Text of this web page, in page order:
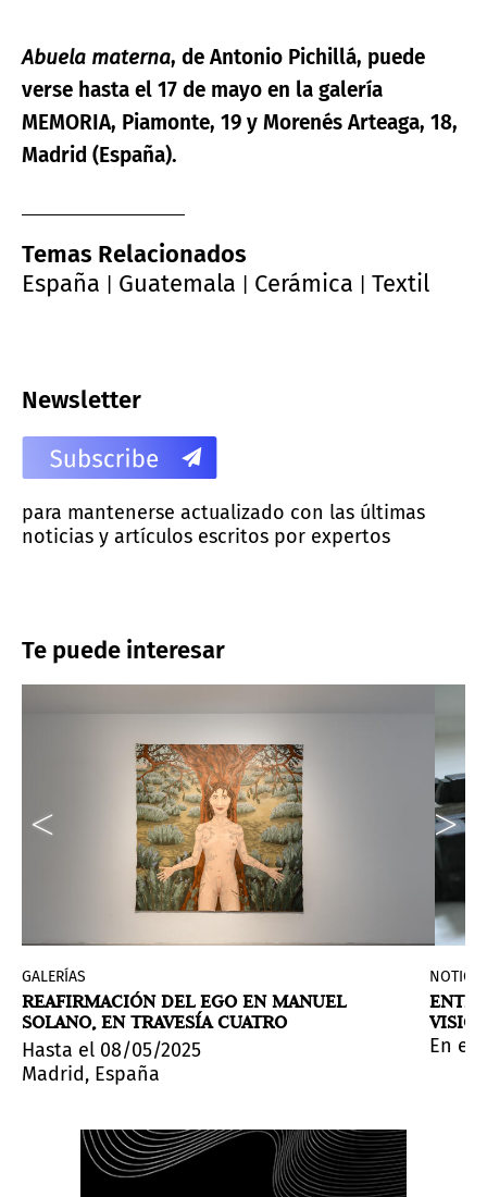
Abuela materna, de Antonio Pichillá, puede
verse hasta el 17 de mayo en la galería
MEMORIA, Piamonte, 19 y Morenés Arteaga, 18,
Madrid (España).
Temas Relacionados
España
Guatemala Cerámica Textil
Newsletter
para mantenerse actualizado con las últimas
noticias y artículos escritos por expertos
Te puede interesar
que las antiguas civilizaciones andinas
delPrimer Manifiesto del Surrealismo de André
ecosistema artístico ha comenzado a
Fabelo. Grafomanía , una exposición que recoge
GALERÍAS
REAFIRMACIÓN DEL EGO EN MANUEL
SOLANO, EN TRAVESÍA CUATRO
Hasta el 08/05/2025
Madrid, España
En el